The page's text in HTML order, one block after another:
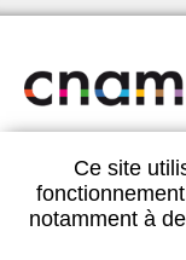
Ce site
notamment à
01 44 93 20 44